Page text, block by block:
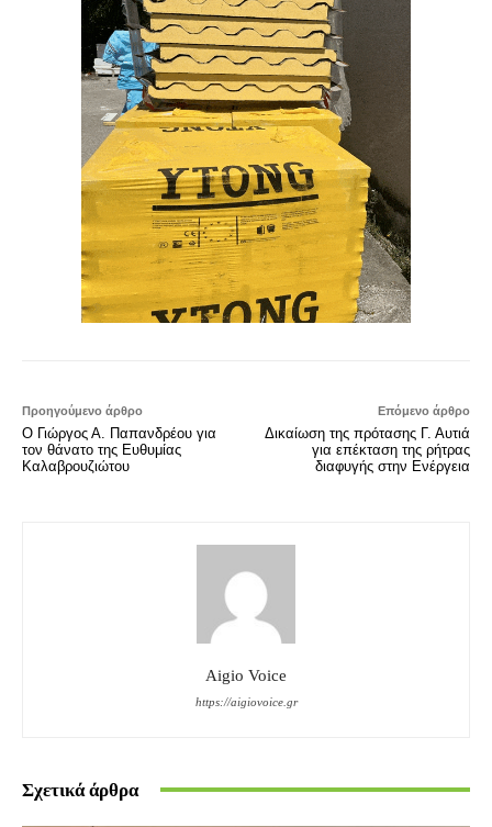
Προηγούμενο άρθρο
Ο Γιώργος Α. Παπανδρέου για
τον θάνατο της Ευθυμίας
Καλαβρουζιώτου
Επόμενο άρθρο
Δικαίωση της πρότασης Γ. Αυτιά
για επέκταση της ρήτρας
διαφυγής στην Ενέργεια
Aigio Voice
https://aigiovoice.gr
Σχετικά άρθρα